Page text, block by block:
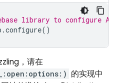
library to configure APIs
.configure()
，请在
的实现中